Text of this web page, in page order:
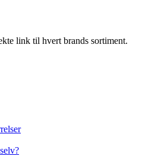
link til hvert brands sortiment.